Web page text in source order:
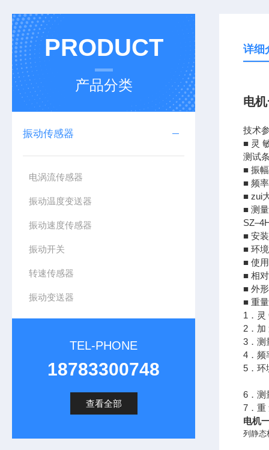
PRODUCT
产品分类
振动传感器
电涡流传感器
振动温度变送器
振动速度传感器
振动开关
转速传感器
振动变送器
TEL-PHONE
18783300748
查看全部
详细
电
技术
■ 灵
测试
■ 振
■ 频
■ zui
■ 测
■ 安
■ 环
■ 使
■ 相
■ 外
■ 重
1．灵
2．加
3．测
4．频
5．环
6．测
7．重
电机
列静态